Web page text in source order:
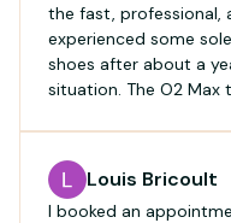
the fast, professional,
experienced some
shoes after about a
situation. The O2 Max
so much for your
Boris
Louis Bricoult
I booked an